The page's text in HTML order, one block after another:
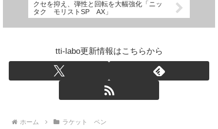
クセを抑え、弾性と回転を大幅強化「ニッ
タク モリストSP AX」
tti-labo更新情報はこちらから
ホーム ラケット ペン